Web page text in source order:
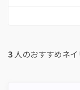
3 人のおすすめネ